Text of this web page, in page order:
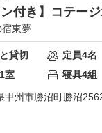
ン付き】コテー
宿東夢
貸切 定員4名
1室 寝具4組
甲州市勝沼町勝沼